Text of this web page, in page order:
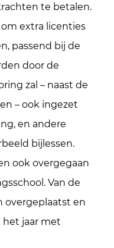
te betalen.
extra licenties
passend bij de
door de
zal – naast de
– ook ingezet
en andere
bijlessen.
ook overgegaan
Van de
overgeplaatst en
het jaar met